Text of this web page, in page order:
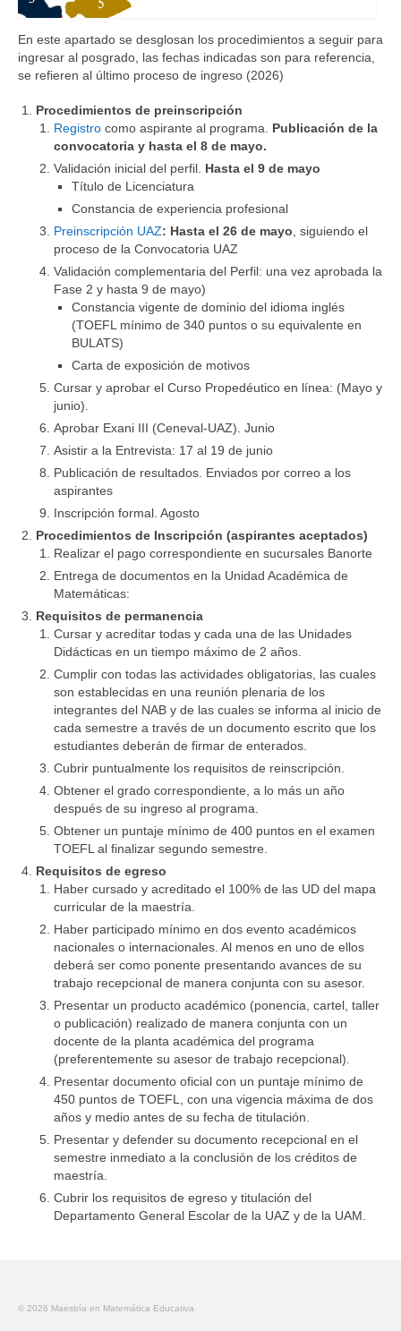
En este apartado se desglosan los procedimientos a seguir para
ingresar al posgrado, las fechas indicadas son para referencia,
se refieren al último proceso de ingreso (2026)
Procedimientos de preinscripción
Registro como aspirante al programa. Publicación de la
convocatoria y hasta el 8 de mayo.
Validación inicial del perfil. Hasta el 9 de mayo
Título de Licenciatura
Constancia de experiencia profesional
Preinscripción UAZ: Hasta el 26 de mayo , siguiendo el
proceso de la Convocatoria UAZ
Validación complementaria del Perfil: una vez aprobada la
Fase 2 y hasta 9 de mayo)
Constancia vigente de dominio del idioma inglés
(TOEFL mínimo de 340 puntos o su equivalente en
BULATS)
Carta de exposición de motivos
Cursar y aprobar el Curso Propedéutico en línea: (Mayo y
junio).
Aprobar Exani III (Ceneval-UAZ). Junio
Asistir a la Entrevista: 17 al 19 de junio
Publicación de resultados. Enviados por correo a los
aspirantes
Inscripción formal. Agosto
Procedimientos de Inscripción (aspirantes aceptados)
Realizar el pago correspondiente en sucursales Banorte
Entrega de documentos en la Unidad Académica de
Matemáticas:
Requisitos de permanencia
Cursar y acreditar todas y cada una de las Unidades
Didácticas en un tiempo máximo de 2 años.
Cumplir con todas las actividades obligatorias, las cuales
son establecidas en una reunión plenaria de los
integrantes del NAB y de las cuales se informa al inicio de
cada semestre a través de un documento escrito que los
estudiantes deberán de firmar de enterados.
Cubrir puntualmente los requisitos de reinscripción.
Obtener el grado correspondiente, a lo más un año
después de su ingreso al programa.
Obtener un puntaje mínimo de 400 puntos en el examen
TOEFL al finalizar segundo semestre.
Requisitos de egreso
Haber cursado y acreditado el 100% de las UD del mapa
curricular de la maestría.
Haber participado mínimo en dos evento académicos
nacionales o internacionales. Al menos en uno de ellos
deberá ser como ponente presentando avances de su
trabajo recepcional de manera conjunta con su asesor.
Presentar un producto académico (ponencia, cartel, taller
o publicación) realizado de manera conjunta con un
docente de la planta académica del programa
(preferentemente su asesor de trabajo recepcional).
Presentar documento oficial con un puntaje mínimo de
450 puntos de TOEFL, con una vigencia máxima de dos
años y medio antes de su fecha de titulación.
Presentar y defender su documento recepcional en el
semestre inmediato a la conclusión de los créditos de
maestría.
Cubrir los requisitos de egreso y titulación del
Departamento General Escolar de la UAZ y de la UAM.
© 2026 Maestría en Matemática Educativa